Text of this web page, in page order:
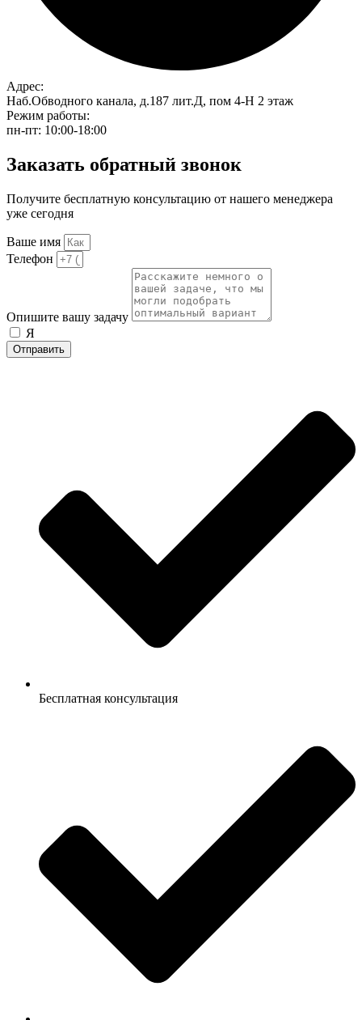
Адрес:
Наб.Обводного канала, д.187 лит.Д, пом 4-Н 2 этаж
Режим работы:
пн-пт: 10:00-18:00
Заказать обратный звонок
Получите бесплатную консультацию от нашего менеджера
уже сегодня
Ваше имя
Телефон
Опишите вашу задачу
Я
Отправить
Бесплатная консультация